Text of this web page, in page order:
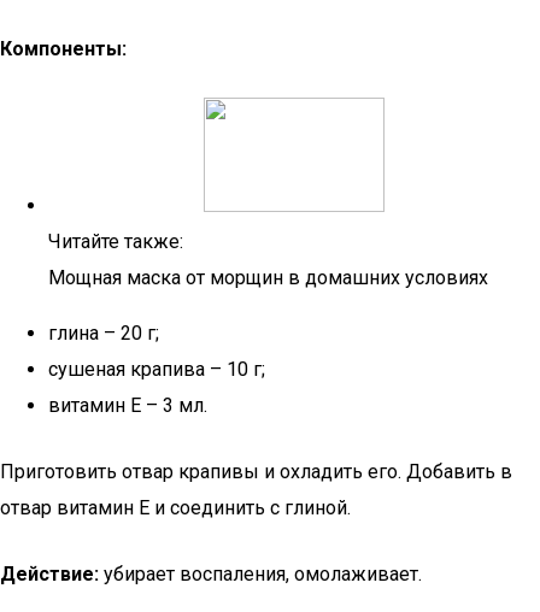
Компоненты:
Читайте также:
Мощная маска от морщин в домашних условиях
глина – 20 г;
сушеная крапива – 10 г;
витамин E – 3 мл.
Приготовить отвар крапивы и охладить его. Добавить в
отвар витамин E и соединить с глиной.
Действие: убирает воспаления, омолаживает.